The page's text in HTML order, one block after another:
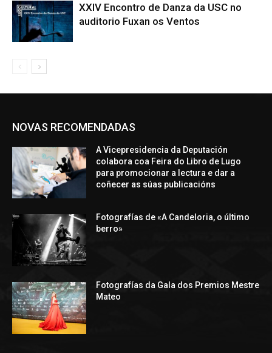
XXIV Encontro de Danza da USC no
auditorio Fuxan os Ventos
NOVAS RECOMENDADAS
A Vicepresidencia da Deputación
colabora coa Feira do Libro de Lugo
para promocionar a lectura e dar a
coñecer as súas publicacións
Fotografías de «A Candeloria, o último
berro»
Fotografías da Gala dos Premios Mestre
Mateo